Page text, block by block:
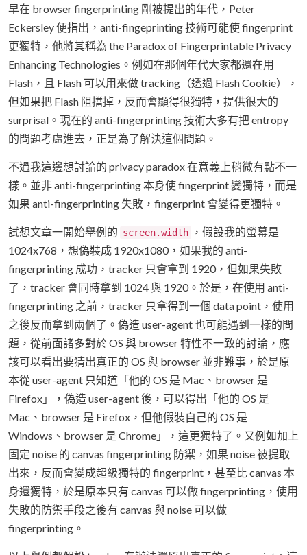
早在 browser fingerprinting 剛被提出的年代，Peter
Eckersley 便指出，anti-fingeprinting 技術可能使 fingerprint
更獨特，他將其稱為 the Paradox of Fingerprintable Privacy
Enhancing Technologies。例如在那個年代大家都還在用
Flash，且 Flash 可以用來做 tracking（透過 Flash Cookie），
但如果把 Flash 阻擋掉，反而會顯得很獨特，提供很大的
surprisal。現在的 anti-fingerprinting 技術大多有把 entropy
的問題考慮進去，正是為了解決這個問題。
不過我這邊想討論的 privacy paradox 在意義上稍微有點不一
樣。並非 anti-fingerprinting 本身使 fingerprint 變獨特，而是
如果 anti-fingerprinting 失敗，fingerprint 會變得更獨特。
試想文章一開始舉例的 screen.width
，假設我的螢幕是
1024x768，想偽裝成 1920x1080，如果我的 anti-
fingerprinting 成功，tracker 只會拿到 1920，但如果失敗
了，tracker 會同時拿到 1024 與 1920。於是，在使用 anti-
fingerprinting 之前，tracker 只拿得到一個 data point，使用
之後反而拿到兩個了。偽造 user-agent 也可能遇到一樣的問
題，從前面諸多對於 OS 與 browser 特性不一致的討論，應
該可以看出要猜出真正的 OS 與 browser 並非難事，於是原
本從 user-agent 只知道「他的 OS 是 Mac、browser 是
Firefox」，偽造 user-agent 後，可以得出「他的 OS 是
Mac、browser 是 Firefox，但他假裝自己的 OS 是
Windows、browser 是 Chrome」，這更獨特了。又例如加上
固定 noise 的 canvas fingerprinting 防禦，如果 noise 被提取
出來，反而會變成超級獨特的 fingerprint，甚至比 canvas 本
身還獨特，於是原本只有 canvas 可以做 fingerprinting，使用
失敗的防禦手段之後有 canvas 與 noise 可以做
fingerprinting。